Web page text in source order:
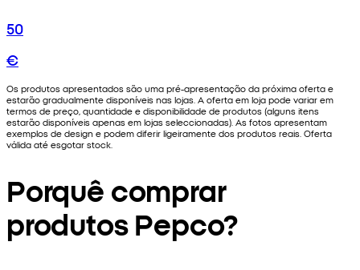
50
€
Os produtos apresentados são uma pré-apresentação da próxima oferta e
estarão gradualmente disponíveis nas lojas. A oferta em loja pode variar em
termos de preço, quantidade e disponibilidade de produtos (alguns itens
estarão disponíveis apenas em lojas seleccionadas). As fotos apresentam
exemplos de design e podem diferir ligeiramente dos produtos reais. Oferta
válida até esgotar stock.
Porquê comprar
produtos Pepco?